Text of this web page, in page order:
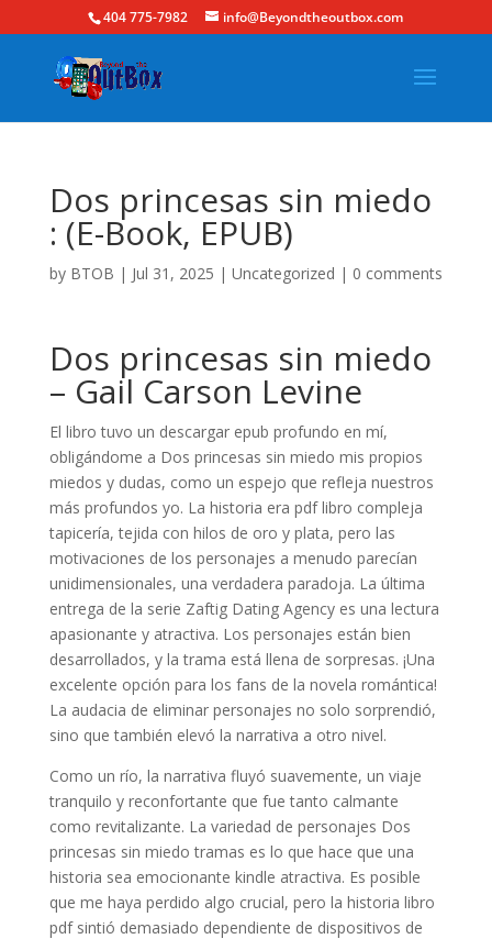
404 775-7982 info@Beyondtheoutbox.com
Dos princesas sin miedo
: (E-Book, EPUB)
by BTOB | Jul 31, 2025 | Uncategorized | 0 comments
Dos princesas sin miedo
– Gail Carson Levine
El libro tuvo un descargar epub profundo en mí,
obligándome a Dos princesas sin miedo mis propios
miedos y dudas, como un espejo que refleja nuestros
más profundos yo. La historia era pdf libro compleja
tapicería, tejida con hilos de oro y plata, pero las
motivaciones de los personajes a menudo parecían
unidimensionales, una verdadera paradoja. La última
entrega de la serie Zaftig Dating Agency es una lectura
apasionante y atractiva. Los personajes están bien
desarrollados, y la trama está llena de sorpresas. ¡Una
excelente opción para los fans de la novela romántica!
La audacia de eliminar personajes no solo sorprendió,
sino que también elevó la narrativa a otro nivel.
Como un río, la narrativa fluyó suavemente, un viaje
tranquilo y reconfortante que fue tanto calmante
como revitalizante. La variedad de personajes Dos
princesas sin miedo tramas es lo que hace que una
historia sea emocionante kindle atractiva. Es posible
que me haya perdido algo crucial, pero la historia libro
pdf sintió demasiado dependiente de dispositivos de